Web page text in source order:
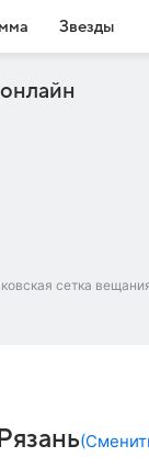
Звезды
сетка
(